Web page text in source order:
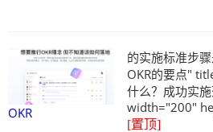
OKR
的实施标准步
OKR的要点"
什么？成功实
width="200"
[置顶]